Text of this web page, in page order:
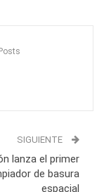
SIGUIENTE
lanza el primer
de basura
espacial